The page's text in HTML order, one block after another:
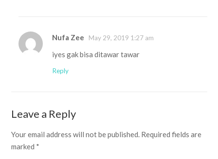
Nufa Zee May 29, 2019 1:27 am
iyes gak bisa ditawar tawar
Reply
Leave a Reply
Your email address will not be published. Required fields are
marked *